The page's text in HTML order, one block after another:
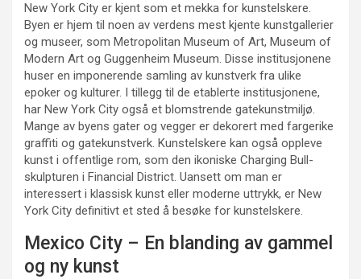
New York City er kjent som et mekka for kunstelskere.
Byen er hjem til noen av verdens mest kjente kunstgallerier
og museer, som Metropolitan Museum of Art, Museum of
Modern Art og Guggenheim Museum. Disse institusjonene
huser en imponerende samling av kunstverk fra ulike
epoker og kulturer. I tillegg til de etablerte institusjonene,
har New York City også et blomstrende gatekunstmiljø.
Mange av byens gater og vegger er dekorert med fargerike
graffiti og gatekunstverk. Kunstelskere kan også oppleve
kunst i offentlige rom, som den ikoniske Charging Bull-
skulpturen i Financial District. Uansett om man er
interessert i klassisk kunst eller moderne uttrykk, er New
York City definitivt et sted å besøke for kunstelskere.
Mexico City – En blanding av gammel
og ny kunst